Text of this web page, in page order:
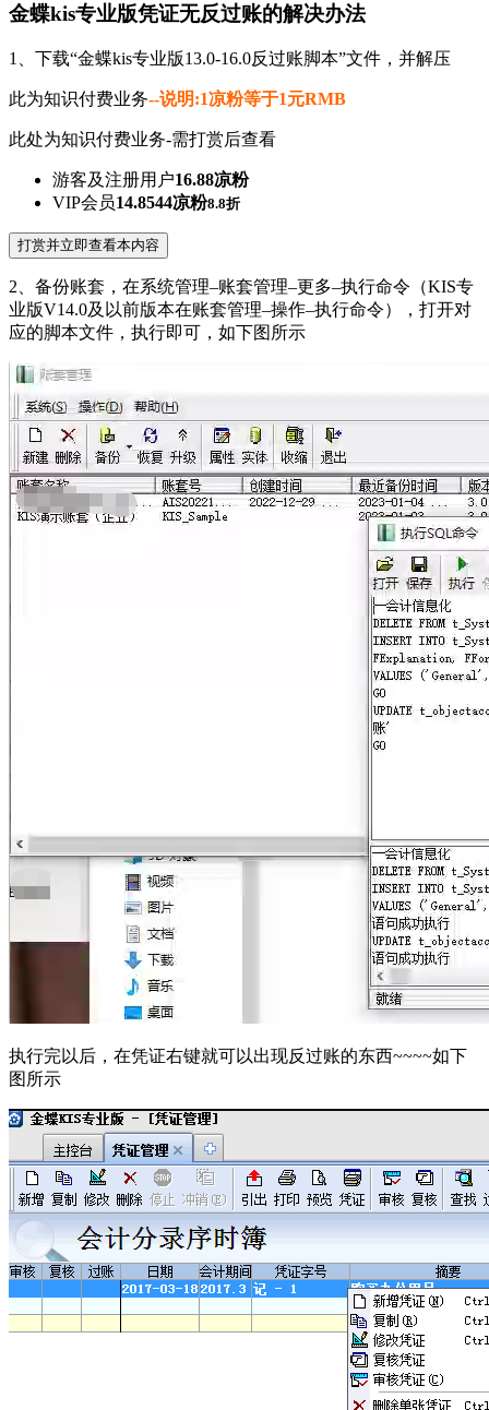
金蝶kis专业版凭证无反过账的解决办法
1、下载“金蝶kis专业版13.0-16.0反过账脚本”文件，并解压
此为知识付费业务--说明:1凉粉等于1元RMB
此处为知识付费业务-需打赏后查看
游客及注册用户16.88凉粉
VIP会员14.8544凉粉8.8折
打赏并立即查看本内容
2、备份账套，在系统管理–账套管理–更多–执行命令（KIS专
业版V14.0及以前版本在账套管理–操作–执行命令），打开对
应的脚本文件，执行即可，如下图所示
执行完以后，在凭证右键就可以出现反过账的东西~~~~如下
图所示